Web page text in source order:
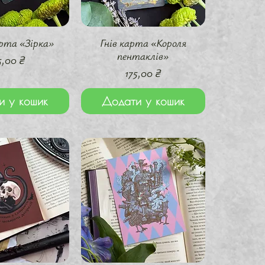
перегляд
«Зірка»
₴
у кошик
Швидкий перегляд
Гнів карта «Короля
пентаклів»
Ціна
175,00 ₴
Додати у кошик